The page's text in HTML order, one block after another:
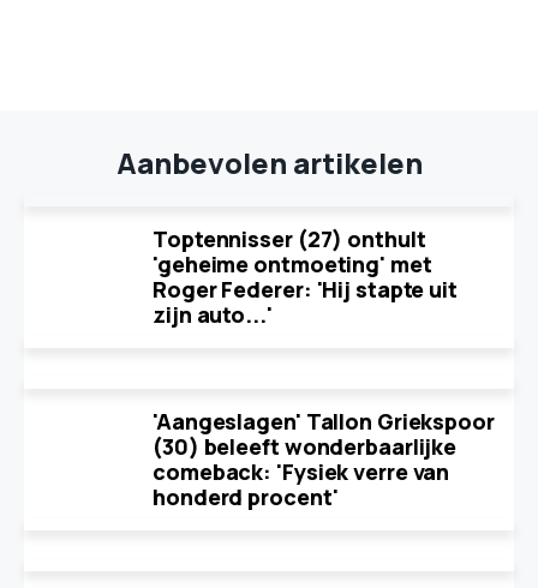
Aanbevolen artikelen
Toptennisser (27) onthult
'geheime ontmoeting' met
Roger Federer: 'Hij stapte uit
zijn auto...'
'Aangeslagen' Tallon Griekspoor
(30) beleeft wonderbaarlijke
comeback: 'Fysiek verre van
honderd procent'